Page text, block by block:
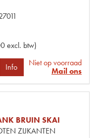
excl. btw)
Info
Niet op voorraad
Mail ons
BRUIN SKAI
ZIJKANTEN